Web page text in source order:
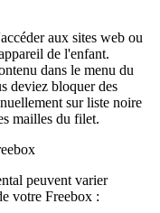
aux sites web ou
de l'enfant.
dans le menu du
deviez bloquer des
sur liste noire
mailles du filet.
peuvent varier
votre Freebox :